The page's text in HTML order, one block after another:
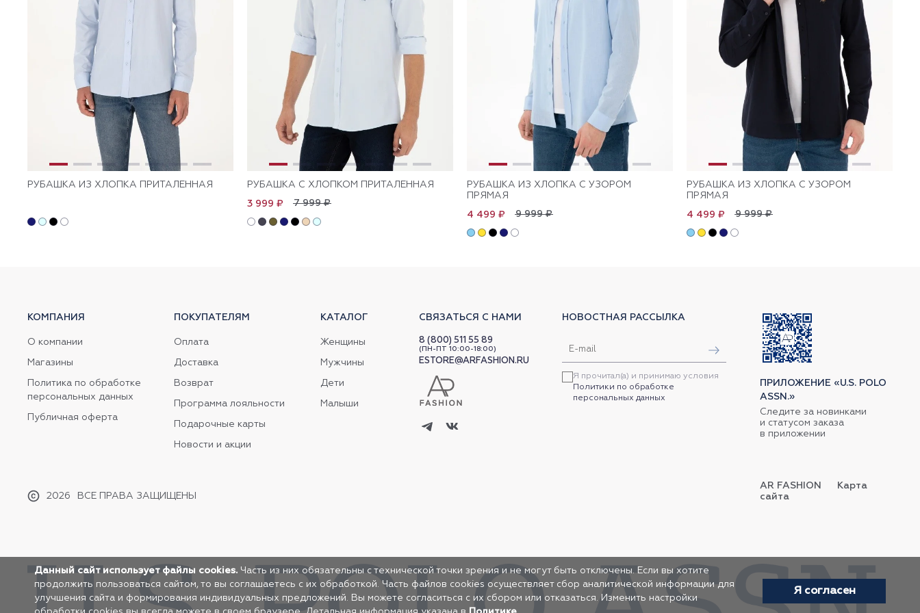
РУБАШКА ИЗ ХЛОПКА ПРИТАЛЕННАЯ
РУБАШКА С ХЛОПКОМ ПРИТАЛЕННАЯ
7 999 ₽
3 999 ₽
РУБАШКА ИЗ ХЛОПКА С УЗОРОМ
ПРЯМАЯ
9 999 ₽
4 499 ₽
РУБАШКА ИЗ ХЛОПКА С УЗОРОМ
ПРЯМАЯ
9 999 ₽
4 499 ₽
КОМПАНИЯ
О компании
Магазины
Политика по обработке
персональных данных
Публичная оферта
2026 ВСЕ ПРАВА ЗАЩИЩЕНЫ
ПОКУПАТЕЛЯМ
Оплата
Доставка
Возврат
Программа лояльности
Подарочные карты
Новости и акции
КАТАЛОГ
Женщины
Мужчины
Дети
Малыши
СВЯЗАТЬСЯ С НАМИ
8 (800) 511 55 89
(ПН-ПТ 10:00-18:00)
ESTORE@ARFASHION.RU
НОВОСТНАЯ РАССЫЛКА
Я прочитал(а) и принимаю условия
Политики по обработке
персональных данных
ПРИЛОЖЕНИЕ «U.S. POLO
ASSN.»
Следите за новинками
и статусом заказа
в приложении
AR FASHION
Карта
сайта
Данный сайт использует файлы cookies. Часть из них обязательны с технической точки зрения и не могут быть отключены. Если вы хотите
продолжить пользоваться сайтом, то вы соглашаетесь с их обработкой. Часть файлов cookies осуществляет сбор аналитической информации для
улучшения сайта и формирования индивидуальных предложений. Вы можете согласиться с их сбором или отказаться. Изменить настройки
Я согласен